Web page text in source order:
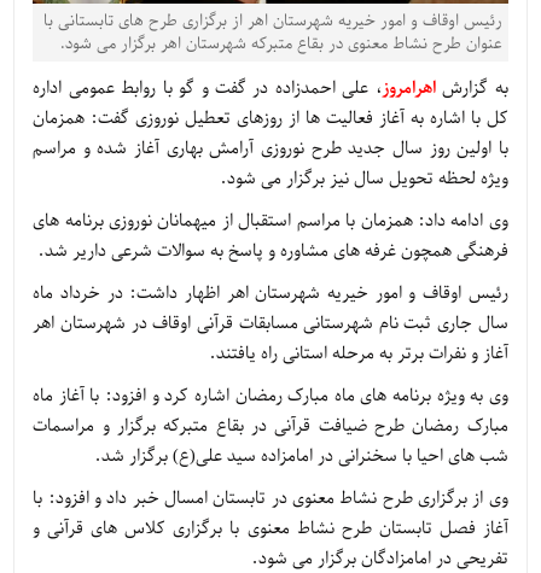
رئیس اوقاف و امور خیریه شهرستان اهر از برگزاری طرح های تابستانی با
عنوان طرح نشاط معنوی در بقاع متبرکه شهرستان اهر برگزار می شود.
به گزارشاهرامروز، علی احمدزاده در گفت و گو با روابط عمومی اداره
کل با اشاره به آغاز فعالیت ها از روزهای تعطیل نوروزی گفت: همزمان
با اولین روز سال جدید طرح نوروزی آرامش بهاری آغاز شده و مراسم
ویژه لحظه تحویل سال نیز برگزار می شود.
وی ادامه داد: همزمان با مراسم استقبال از میهمانان نوروزی برنامه های
فرهنگی همچون غرفه های مشاوره و پاسخ به سوالات شرعی داریر شد.
رئیس اوقاف و امور خیریه شهرستان اهر اظهار داشت: در خرداد ماه
سال جاری ثبت نام شهرستانی مسابقات قرآنی اوقاف در شهرستان اهر
آغاز و نفرات برتر به مرحله استانی راه یافتند.
وی به ویژه برنامه های ماه مبارک رمضان اشاره کرد و افزود: با آغاز ماه
مبارک رمضان طرح ضیافت قرآنی در بقاع متبرکه برگزار و مراسمات
شب های احیا با سخنرانی در امامزاده سید علی(ع) برگزار شد.
وی از برگزاری طرح نشاط معنوی در تابستان امسال خبر داد و افزود: با
آغاز فصل تابستان طرح نشاط معنوی با برگزاری کلاس های قرآنی و
تفریحی در امامزادگان برگزار می شود.